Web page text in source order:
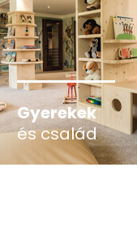
Gyerekek
és család